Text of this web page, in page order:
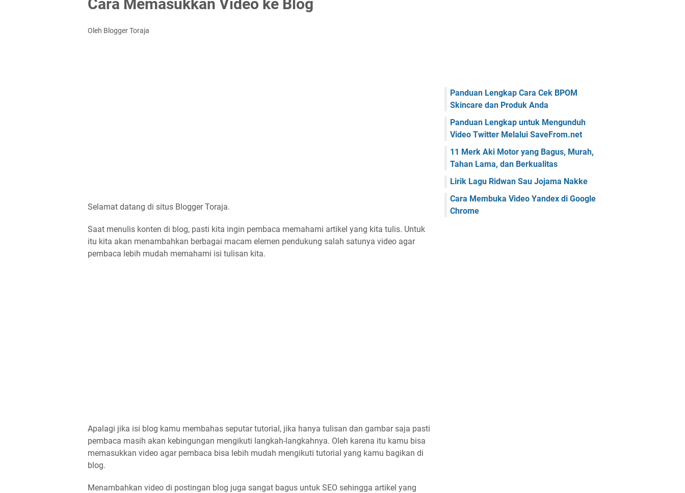
Cara Memasukkan Video ke Blog
Oleh Blogger Toraja
Selamat datang di situs Blogger Toraja.
Saat menulis konten di blog, pasti kita ingin pembaca memahami artikel yang kita tulis. Untuk
itu kita akan menambahkan berbagai macam elemen pendukung salah satunya video agar
pembaca lebih mudah memahami isi tulisan kita.
Apalagi jika isi blog kamu membahas seputar tutorial, jika hanya tulisan dan gambar saja pasti
pembaca masih akan kebingungan mengikuti langkah-langkahnya. Oleh karena itu kamu bisa
memasukkan video agar pembaca bisa lebih mudah mengikuti tutorial yang kamu bagikan di
blog.
Menambahkan video di postingan blog juga sangat bagus untuk SEO sehingga artikel yang
Panduan Lengkap Cara Cek BPOM
Skincare dan Produk Anda
Panduan Lengkap untuk Mengunduh
Video Twitter Melalui SaveFrom.net
11 Merk Aki Motor yang Bagus, Murah,
Tahan Lama, dan Berkualitas
Lirik Lagu Ridwan Sau Jojama Nakke
Cara Membuka Video Yandex di Google
Chrome